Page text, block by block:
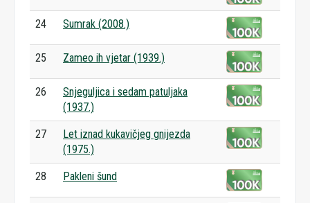
24 Sumrak (2008.)
25 Zameo ih vjetar (1939.)
26
Snjeguljica i sedam patuljaka
(1937.)
27
Let iznad kukavičjeg gnijezda
(1975.)
28 Pakleni šund